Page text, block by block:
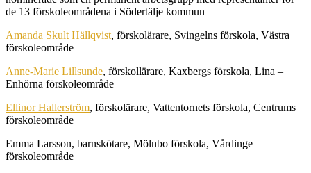
de 13 förskoleområdena i Södertälje kommun
Amanda Skult Hällqvist, förskolärare, Svingelns förskola, Västra
förskoleområde
Anne-Marie Lillsunde, förskollärare, Kaxbergs förskola, Lina –
Enhörna förskoleområde
Ellinor Hallerström, förskolärare, Vattentornets förskola, Centrums
förskoleområde
Emma Larsson, barnskötare, Mölnbo förskola, Vårdinge
förskoleområde